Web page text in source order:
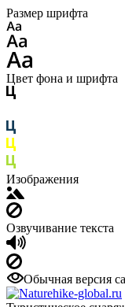
Размер шрифта
Цвет фона и шрифта
Изображения
Озвучивание текста
Обычная версия